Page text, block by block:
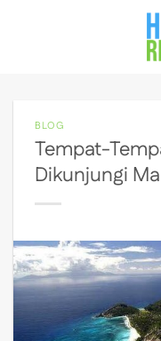
BLOG
Tempat-
Dikunjungi